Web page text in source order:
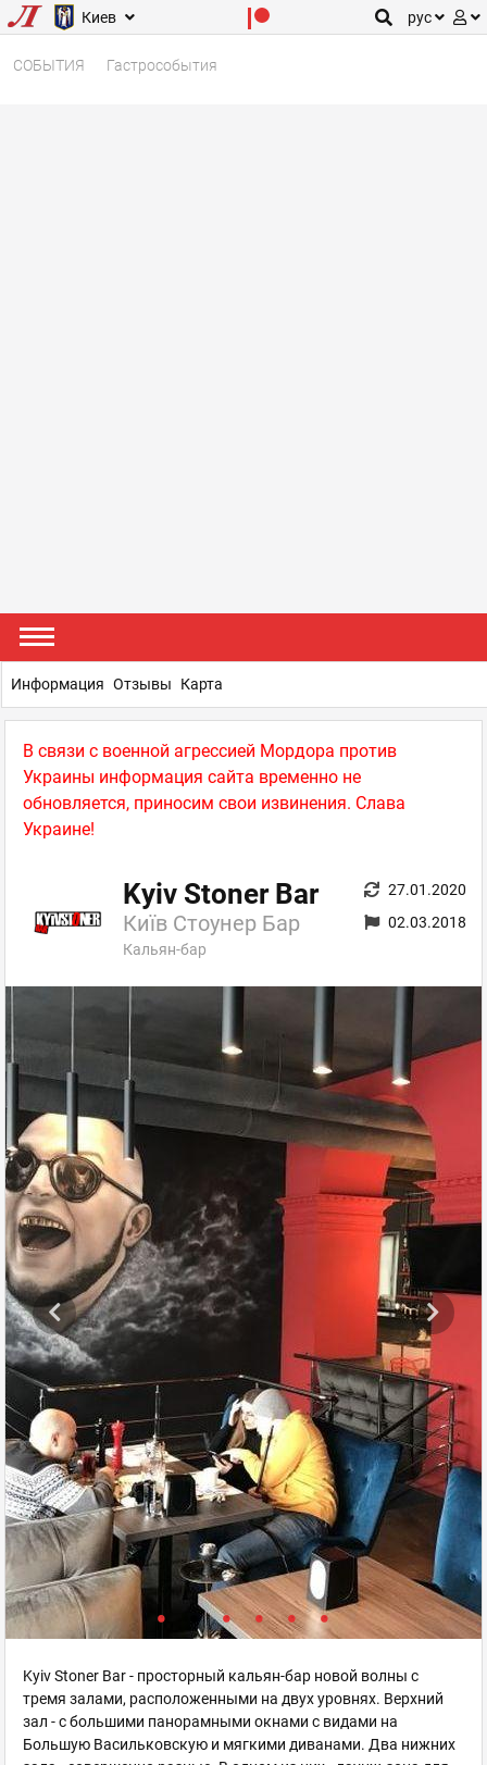
Киев рус
СОБЫТИЯ Гастрособытия
В связи с военной агрессией Мордора против
Украины информация сайта временно не
обновляется, приносим свои извинения. Слава
Украине!
Kyiv Stoner Bar
Київ Стоунер Бар
Кальян-бар
27.01.2020
02.03.2018
Kyiv Stoner Bar - просторный кальян-бар новой волны с
тремя залами, расположенными на двух уровнях. Верхний
зал - с большими панорамными окнами с видами на
Большую Васильковскую и мягкими диванами. Два нижних
Информация Отзывы Карта